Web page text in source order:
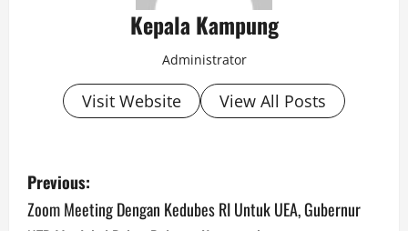
Kepala Kampung
Administrator
Visit Website View All Posts
P
o
Previous:
Zoom Meeting Dengan Kedubes RI Untuk UEA, Gubernur